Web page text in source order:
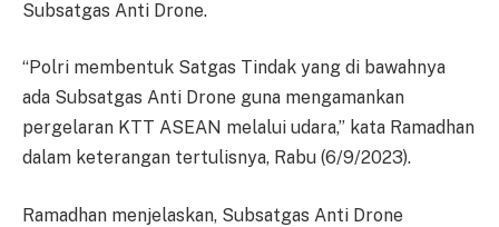
Subsatgas Anti Drone.
“Polri membentuk Satgas Tindak yang di bawahnya
ada Subsatgas Anti Drone guna mengamankan
pergelaran KTT ASEAN melalui udara,” kata Ramadhan
dalam keterangan tertulisnya, Rabu (6/9/2023).
Ramadhan menjelaskan, Subsatgas Anti Drone